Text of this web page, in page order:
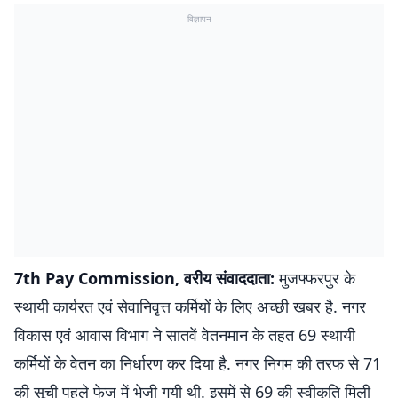
विज्ञापन
7th Pay Commission, वरीय संवाददाता: मुजफ्फरपुर के
स्थायी कार्यरत एवं सेवानिवृत्त कर्मियों के लिए अच्छी खबर है. नगर
विकास एवं आवास विभाग ने सातवें वेतनमान के तहत 69 स्थायी
कर्मियों के वेतन का निर्धारण कर दिया है. नगर निगम की तरफ से 71
की सूची पहले फेज में भेजी गयी थी. इसमें से 69 की स्वीकृति मिली